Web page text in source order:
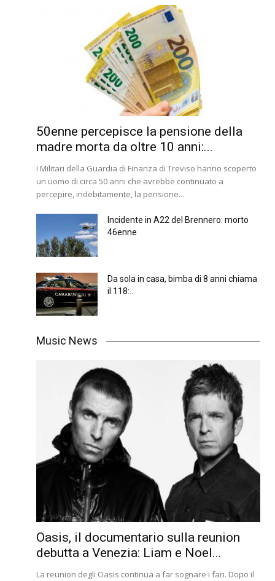
50enne percepisce la pensione della
madre morta da oltre 10 anni:...
I Militari della Guardia di Finanza di Treviso hanno scoperto
un uomo di circa 50 anni che avrebbe continuato a
percepire, indebitamente, la pensione...
Incidente in A22 del Brennero: morto
46enne
Da sola in casa, bimba di 8 anni chiama
il 118:...
Music News
Oasis, il documentario sulla reunion
debutta a Venezia: Liam e Noel...
La reunion degli Oasis continua a far sognare i fan. Dopo il